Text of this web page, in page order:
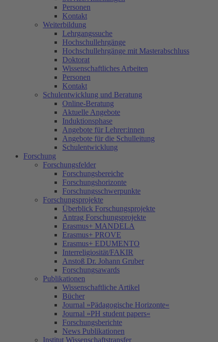
Personen
Kontakt
Weiterbildung
Lehrgangssuche
Hochschullehrgänge
Hochschullehrgänge mit Masterabschluss
Doktorat
Wissenschaftliches Arbeiten
Personen
Kontakt
Schulentwicklung und Beratung
Online-Beratung
Aktuelle Angebote
Induktionsphase
Angebote für Lehrer:innen
Angebote für die Schulleitung
Schulentwicklung
Forschung
Forschungsfelder
Forschungsbereiche
Forschungshorizonte
Forschungsschwerpunkte
Forschungsprojekte
Überblick Forschungsprojekte
Antrag Forschungsprojekte
Erasmus+ MANDELA
Erasmus+ PROVE
Erasmus+ EDUMENTO
Interreligiosität/FAKIR
Anstoß Dr. Johann Gruber
Forschungsawards
Publikationen
Wissenschaftliche Artikel
Bücher
Journal »Pädagogische Horizonte«
Journal »PH student papers«
Forschungsberichte
News Publikationen
Institut Wissenschaftstransfer